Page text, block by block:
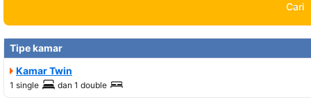
Cari
Tipe kamar
Kamar Twin
1 single dan 1 double